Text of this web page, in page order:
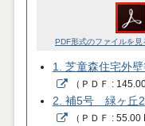
PDF形式のファイルを
1. 芝童森住宅外
（ ＰＤＦ
2. 補5号 緑ヶ丘
（ ＰＤＦ 55.00